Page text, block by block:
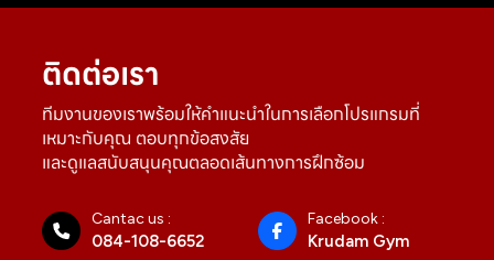
ติดต่อเรา
ทีมงานของเราพร้อมให้คำแนะนำในการเลือกโปรแกรมที่
เหมาะกับคุณ ตอบทุกข้อสงสัย
และดูแลสนับสนุนคุณตลอดเส้นทางการฝึกซ้อม
Cantac us :
084-108-6652
Facebook :
Krudam Gym